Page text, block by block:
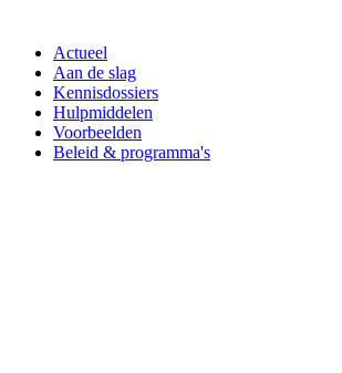
Actueel
Aan de slag
Kennisdossiers
Hulpmiddelen
Voorbeelden
Beleid & programma's